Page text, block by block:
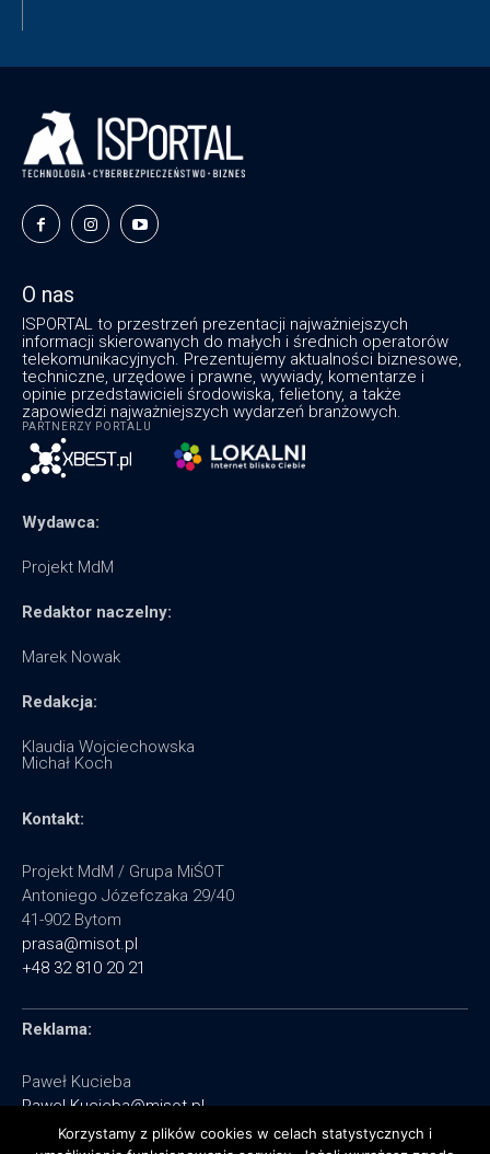
O nas
ISPORTAL to przestrzeń prezentacji najważniejszych
informacji skierowanych do małych i średnich operatorów
telekomunikacyjnych. Prezentujemy aktualności biznesowe,
techniczne, urzędowe i prawne, wywiady, komentarze i
opinie przedstawicieli środowiska, felietony, a także
zapowiedzi najważniejszych wydarzeń branżowych.
PARTNERZY PORTALU
Wydawca:
Projekt MdM
Redaktor naczelny:
Marek Nowak
Redakcja:
Klaudia Wojciechowska
Michał Koch
Kontakt:
Projekt MdM / Grupa MiŚOT
Antoniego Józefczaka 29/40
41-902 Bytom
prasa@misot.pl
+48 32 810 20 21
Reklama:
Paweł Kucieba
Pawel.Kucieba@misot.pl
+48 602 495 064
Korzystamy z plików cookies w celach statystycznych i